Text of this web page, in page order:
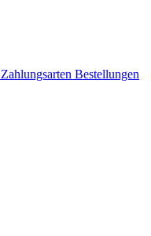
Zahlungsarten Bestellungen